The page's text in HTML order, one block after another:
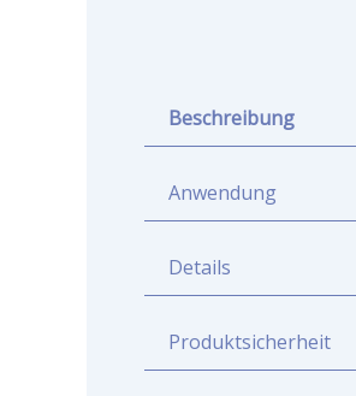
Beschreibung
Anwendung
Details
Produktsicherheit